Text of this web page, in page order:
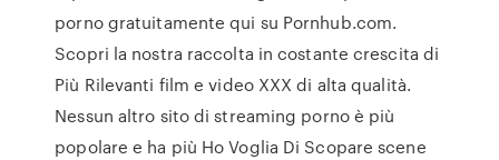
porno gratuitamente qui su Pornhub.com.
Scopri la nostra raccolta in costante crescita di
Più Rilevanti film e video XXX di alta qualità.
Nessun altro sito di streaming porno è più
popolare e ha più Ho Voglia Di Scopare scene